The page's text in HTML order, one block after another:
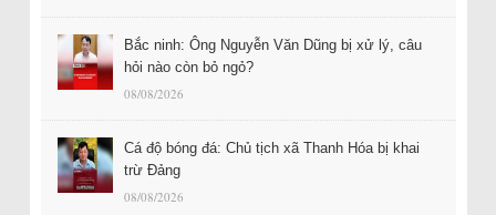
Bắc ninh: Ông Nguyễn Văn Dũng bị xử lý, câu
hỏi nào còn bỏ ngỏ?
08/08/2026
Cá độ bóng đá: Chủ tịch xã Thanh Hóa bị khai
trừ Đảng
08/08/2026